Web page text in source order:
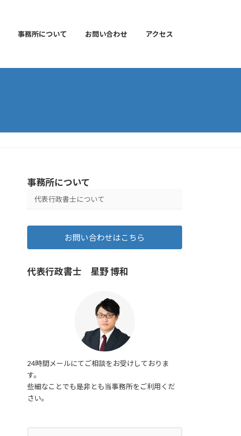
事務所について お問い合わせ アクセス
事務所について
代表行政書士について
お問い合わせはこちら
代表行政書士 星野 博和
24時間メールにてご相談をお受けしておりま
す。
些細なことでも是非とも当事務所をご利用くだ
さい。